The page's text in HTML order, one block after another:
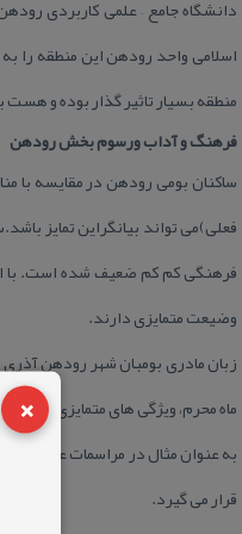
×
اسلامی واحد رودهن این منطقه را
منطقه بسیار تاثیر گذار بوده و
فرهنگ و آداب ورسوم بخش رودهن
ساكنان بومی رودهن در مقایسه با
فعلی)می تواند بیانگراین تمایز
فرهنگی كم كم ضعیف شده است. با
وضیعت متمایزی دارند.
زبان مادری بومبان شهر رودهن
ماه محرم، ویژگی های متمایزی با مردم
به عنوان مثال در مراسمات عروسی
قرار می گیرد.